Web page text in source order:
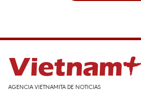
AGENCIA VIETNAMITA DE NOTICIAS